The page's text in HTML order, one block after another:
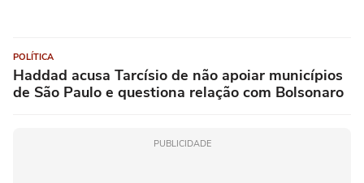
POLÍTICA
Haddad acusa Tarcísio de não apoiar municípios
de São Paulo e questiona relação com Bolsonaro
PUBLICIDADE